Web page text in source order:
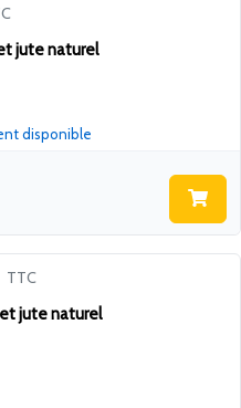
jute naturel
disponible
TTC
jute naturel